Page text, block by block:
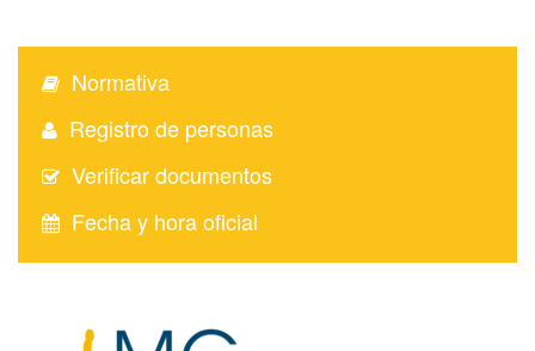
Normativa
Registro de personas
Verificar documentos
Fecha y hora oficial